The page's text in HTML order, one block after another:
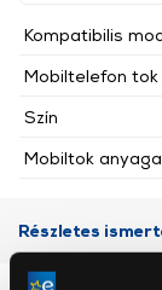
Kompatibilis
Mobiltelefon
Szín
Mobiltok anyaga
Részletes